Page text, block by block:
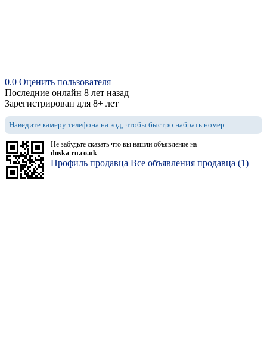
0.0 Оценить пользователя
Последние онлайн 8 лет назад
Зарегистрирован для 8+ лет
Наведите камеру телефона на код, чтобы быстро набрать номер
Не забудьте сказать что вы нашли объявление на
doska-ru.co.uk
Профиль продавца Все объявления продавца (1)